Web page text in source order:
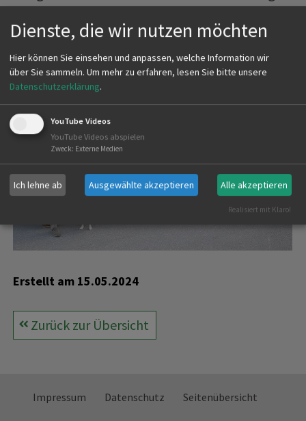
Erstellt am 15.05.2024
Zurück zur Übersicht
Impressum Datenschutz Seitenübersicht
Dienste, die wir nutzen möchten
Hier können Sie einsehen und anpassen, welche Information wir
über Sie sammeln. Um mehr zu erfahren, lesen Sie bitte unsere
Datenschutzerklärung.
YouTube Videos
YouTube Videos abspielen
Zweck: Externe Medien
Ich lehne ab Ausgewählte akzeptieren Alle akzeptieren
Realisiert mit Klaro!